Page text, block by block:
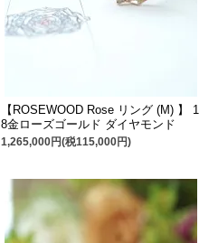
【ROSEWOOD Rose リング (M) 】 1
8金ローズゴールド ダイヤモンド
1,265,000円(税115,000円)